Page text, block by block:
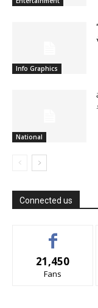
Info Graphics
National
Connected us
21,450
Fans